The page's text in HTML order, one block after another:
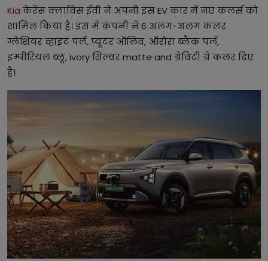
Kia केरेंस क्लाविस ईवी ने अपनी इस EV कार में नए कलर्स को
शामिल किया है। इस में कंपनी ने 6 अलग-अलग कलर
ग्लेशियर व्हाइट पर्ल, प्यूटर ऑलिव, ऑरोरा ब्लैक पर्ल,
इम्पीरियल ब्लू, ivory सिल्वर matte and ग्रेविटी ग्रे कलर दिए
है।